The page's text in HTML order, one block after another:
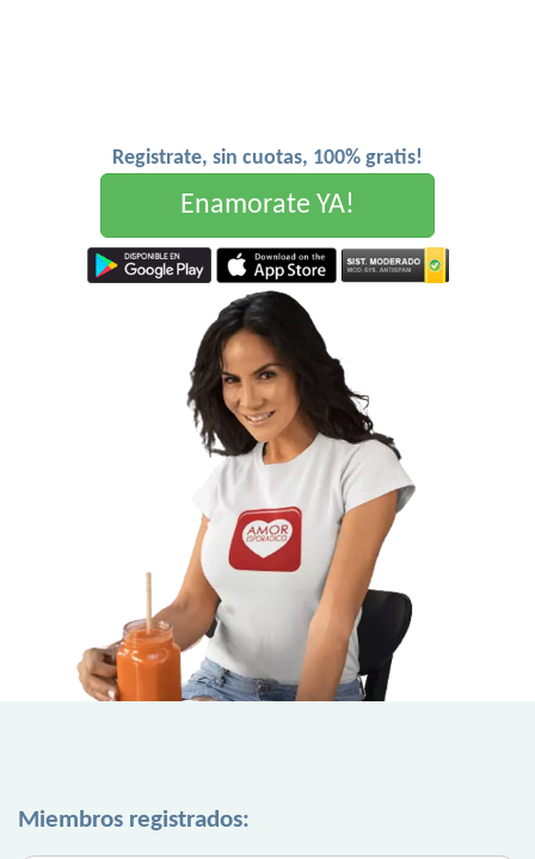
Registrate, sin cuotas, 100% gratis!
Enamorate YA!
Miembros registrados: